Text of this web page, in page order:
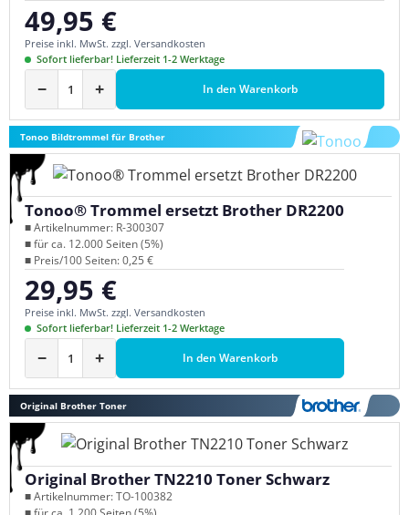
Regulärer Preis:
49,95 €
Preise inkl. MwSt. zzgl. Versandkosten
Sofort lieferbar! Lieferzeit 1-2 Werktage
− + In den Warenkorb
Tonoo Bildtrommel für Brother
Tonoo® Trommel ersetzt Brother DR2200
■ Artikelnummer: R-300307
■ für ca. 12.000 Seiten (5%)
■ Preis/100 Seiten: 0,25 €
Regulärer Preis:
29,95 €
Preise inkl. MwSt. zzgl. Versandkosten
Sofort lieferbar! Lieferzeit 1-2 Werktage
− + In den Warenkorb
Original Brother Toner
Original Brother TN2210 Toner Schwarz
■ Artikelnummer: TO-100382